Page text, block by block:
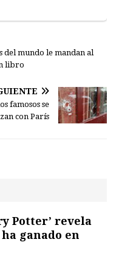
del mundo le mandan al
libro
famosos se
con París
Potter’ revela
ganado en